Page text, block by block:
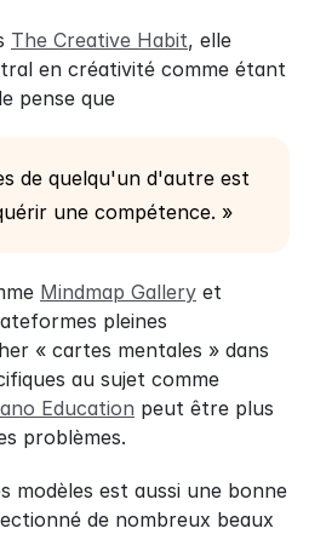
The Creative Habit, elle
en créativité comme étant
pense que
de quelqu'un d'autre est
une compétence. »
Mindmap Gallery
pleines
« cartes mentales » dans
Education peut être plus
problèmes.
modèles est aussi une bonne
de nombreux beaux